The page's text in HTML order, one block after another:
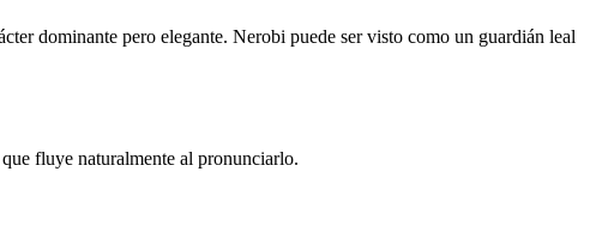
dominante pero elegante. Nerobi puede ser visto como un guardián leal
fluye naturalmente al pronunciarlo.